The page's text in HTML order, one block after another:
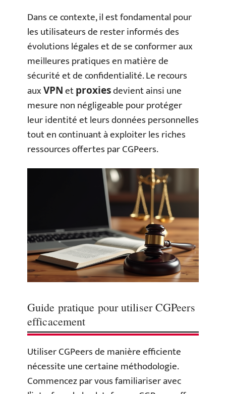
Dans ce contexte, il est fondamental pour
les utilisateurs de rester informés des
évolutions légales et de se conformer aux
meilleures pratiques en matière de
sécurité et de confidentialité. Le recours
auxVPNetproxiesdevient ainsi une
mesure non négligeable pour protéger
leur identité et leurs données personnelles
tout en continuant à exploiter les riches
ressources offertes par CGPeers.
Guide pratique pour utiliser CGPeers
efficacement
Utiliser CGPeers de manière efficiente
nécessite une certaine méthodologie.
Commencez par vous familiariser avec